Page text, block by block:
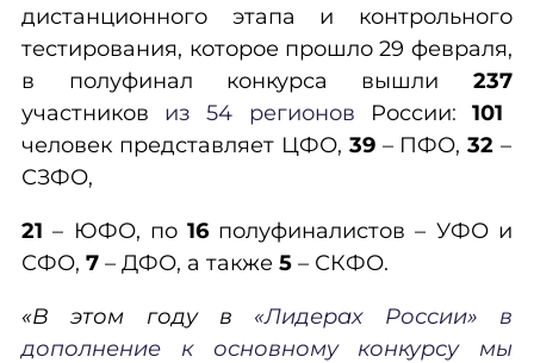
дистанционного этапа и контрольного
тестирования, которое прошло 29 февраля,
в полуфинал конкурса вышли 237
участников из 54 регионов России: 101
человек представляет ЦФО, 39– ПФО,32–
СЗФО,
21 – ЮФО, по 16 полуфиналистов – УФО и
СФО,7 – ДФО, а также5– СКФО.
«В этом году в «Лидерах России» в
дополнение к основному конкурсу мы